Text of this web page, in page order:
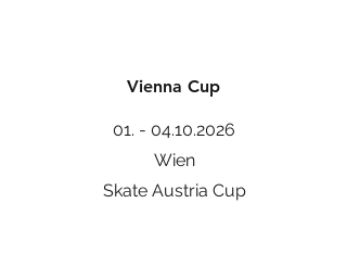
Vienna Cup
01. - 04.10.2026
Wien
Skate Austria Cup